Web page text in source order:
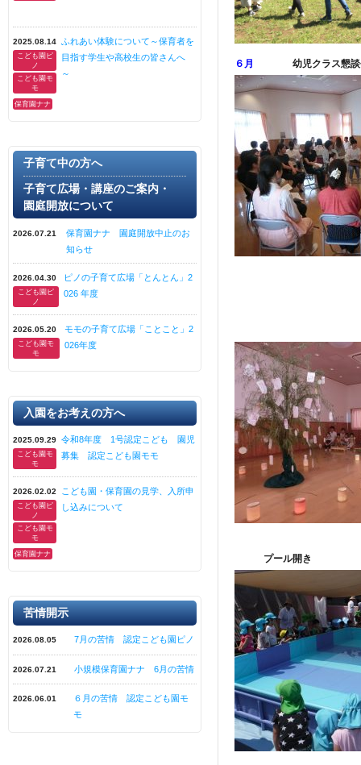
2025.08.14
こども園ピ
ノ
こども園モ
モ
保育園ナナ
ふれあい体験について～保育者を
目指す学生や高校生の皆さんへ
～
子育て中の方へ
子育て広場・講座のご案内・
園庭開放について
2026.07.21
保育園ナナ 園庭開放中止のお
知らせ
2026.04.30
こども園ピ
ノ
ピノの子育て広場「とんとん」2
026 年度
2026.05.20
こども園モ
モ
モモの子育て広場「ことこと」2
026年度
入園をお考えの方へ
2025.09.29
こども園モ
モ
令和8年度 1号認定こども 園児
募集 認定こども園モモ
2026.02.02
こども園ピ
ノ
こども園モ
モ
保育園ナナ
こども園・保育園の見学、入所申
し込みについて
苦情開示
2026.08.05 7月の苦情 認定こども園ピノ
2026.07.21 小規模保育園ナナ 6月の苦情
2026.06.01
６月の苦情 認定こども園モ
モ
６月 幼児クラス懇談
プール開き